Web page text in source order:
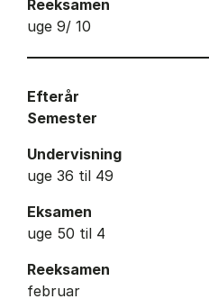
Reeksamen
uge 9/ 10
Efterår
Semester
Undervisning
uge 36 til 49
Eksamen
uge 50 til 4
Reeksamen
februar